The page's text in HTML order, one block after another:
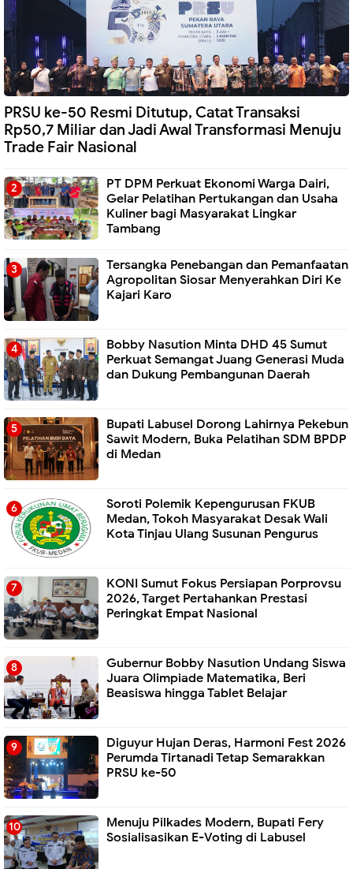
PRSU ke-50 Resmi Ditutup, Catat Transaksi
Rp50,7 Miliar dan Jadi Awal Transformasi Menuju
Trade Fair Nasional
PT DPM Perkuat Ekonomi Warga Dairi,
Gelar Pelatihan Pertukangan dan Usaha
Kuliner bagi Masyarakat Lingkar
Tambang
Tersangka Penebangan dan Pemanfaatan
Agropolitan Siosar Menyerahkan Diri Ke
Kajari Karo
Bobby Nasution Minta DHD 45 Sumut
Perkuat Semangat Juang Generasi Muda
dan Dukung Pembangunan Daerah
Bupati Labusel Dorong Lahirnya Pekebun
Sawit Modern, Buka Pelatihan SDM BPDP
di Medan
Soroti Polemik Kepengurusan FKUB
Medan, Tokoh Masyarakat Desak Wali
Kota Tinjau Ulang Susunan Pengurus
KONI Sumut Fokus Persiapan Porprovsu
2026, Target Pertahankan Prestasi
Peringkat Empat Nasional
Gubernur Bobby Nasution Undang Siswa
Juara Olimpiade Matematika, Beri
Beasiswa hingga Tablet Belajar
Diguyur Hujan Deras, Harmoni Fest 2026
Perumda Tirtanadi Tetap Semarakkan
PRSU ke-50
Menuju Pilkades Modern, Bupati Fery
Sosialisasikan E-Voting di Labusel